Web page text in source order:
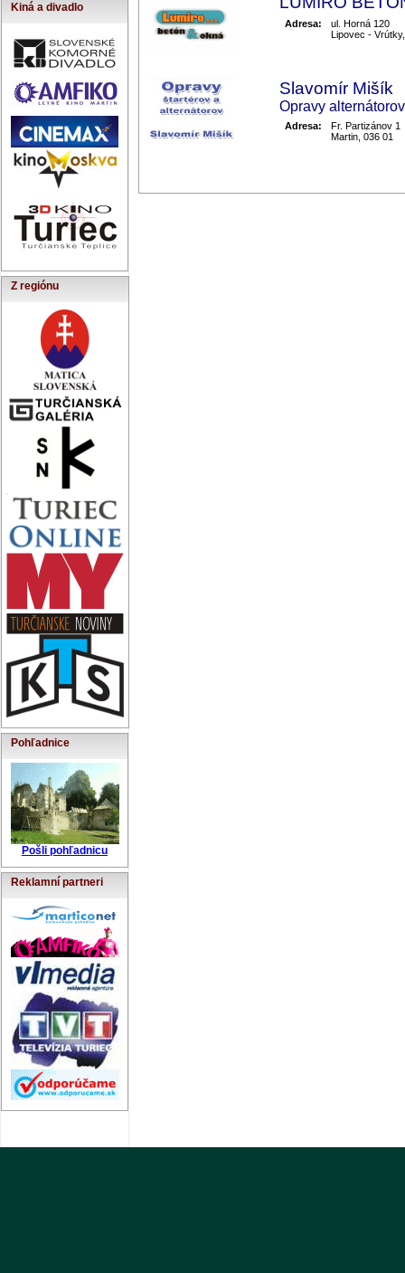
Kiná a divadlo
Z regiónu
Pohľadnice
Pošli pohľadnicu
Reklamní partneri
Adresa:
ul. Horná 120
Lipovec -
Slavomír Mišík
Opravy
Adresa:
Fr. Partizánov 1
Martin, 036 01